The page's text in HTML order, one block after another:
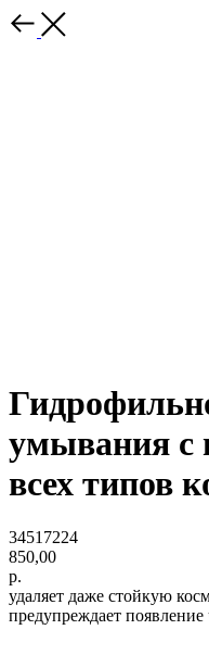
умывания с
всех типов
34517224
850,00
р.
удаляет даже стойкую
предупреждает